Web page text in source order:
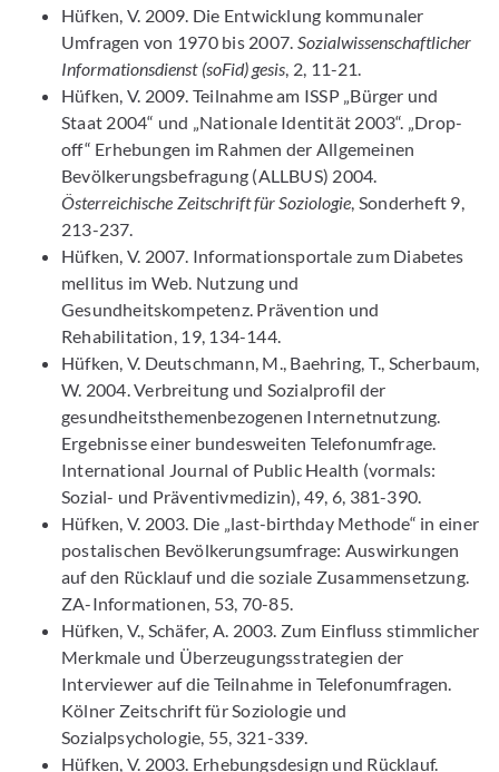
Hüfken, V. 2009. Die Entwicklung kommunaler
Umfragen von 1970 bis 2007. Sozialwissenschaftlicher
Informationsdienst (soFid) gesis, 2, 11-21.
Hüfken, V. 2009. Teilnahme am ISSP „Bürger und
Staat 2004“ und „Nationale Identität 2003“. „Drop-
off“ Erhebungen im Rahmen der Allgemeinen
Bevölkerungsbefragung (ALLBUS) 2004.
Österreichische Zeitschrift für Soziologie, Sonderheft 9,
213-237.
Hüfken, V. 2007. Informationsportale zum Diabetes
mellitus im Web. Nutzung und
Gesundheitskompetenz. Prävention und
Rehabilitation, 19, 134-144.
Hüfken, V. Deutschmann, M., Baehring, T., Scherbaum,
W. 2004. Verbreitung und Sozialprofil der
gesundheitsthemenbezogenen Internetnutzung.
Ergebnisse einer bundesweiten Telefonumfrage.
International Journal of Public Health (vormals:
Sozial- und Präventivmedizin), 49, 6, 381-390.
Hüfken, V. 2003. Die „last-birthday Methode“ in einer
postalischen Bevölkerungsumfrage: Auswirkungen
auf den Rücklauf und die soziale Zusammensetzung.
ZA-Informationen, 53, 70-85.
Hüfken, V., Schäfer, A. 2003. Zum Einfluss stimmlicher
Merkmale und Überzeugungsstrategien der
Interviewer auf die Teilnahme in Telefonumfragen.
Kölner Zeitschrift für Soziologie und
Sozialpsychologie, 55, 321-339.
Hüfken, V. 2003. Erhebungsdesign und Rücklauf.